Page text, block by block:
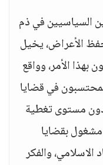
السياسيين في ذم
الأعراض، يخيل
بهذا الأمر، وواقع
في قضايا
دون مستوى تغطية
مشغول بقضايا
والفكر